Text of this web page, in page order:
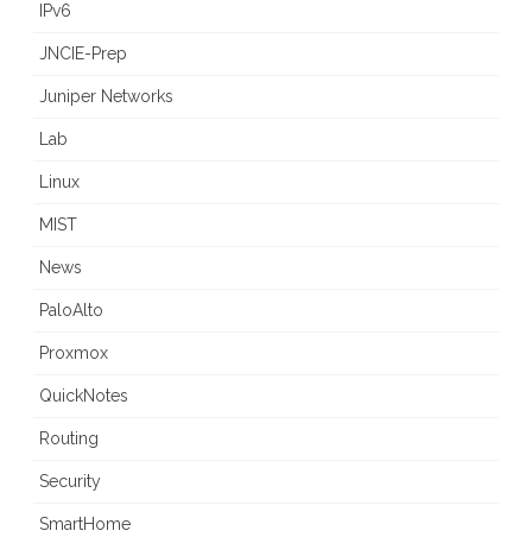
IPv6
JNCIE-Prep
Juniper Networks
Lab
Linux
MIST
News
PaloAlto
Proxmox
QuickNotes
Routing
Security
SmartHome